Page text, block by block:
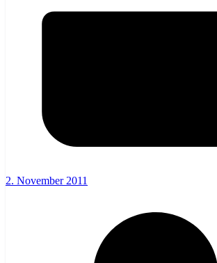
2. November 2011